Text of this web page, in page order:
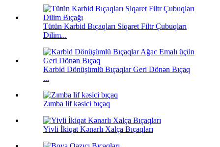
Tütün Karbid Bıçaqları Siqaret Filtr Çubuqları
Dilim...
Karbid Dönüşümlü Bıçaqlar Geri Dönən Bıçaq
...
Zımba lif kəsici bıçaq
Yivli İkiqat Kənarlı Xalça Bıçaqları